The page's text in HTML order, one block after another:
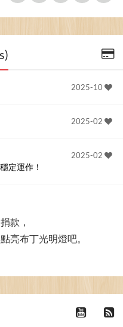
2025-10
2025-02
2025-02
定運作！
款，
亮布丁光明燈吧。